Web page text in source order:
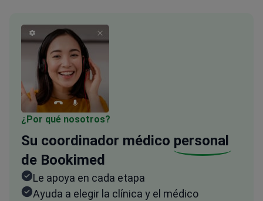
¿Por qué nosotros?
Su coordinador médico personal
de Bookimed
Le apoya en cada etapa
Ayuda a elegir la clínica y el médico